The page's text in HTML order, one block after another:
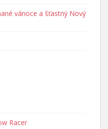
vánoce a šťastný Nový
Racer